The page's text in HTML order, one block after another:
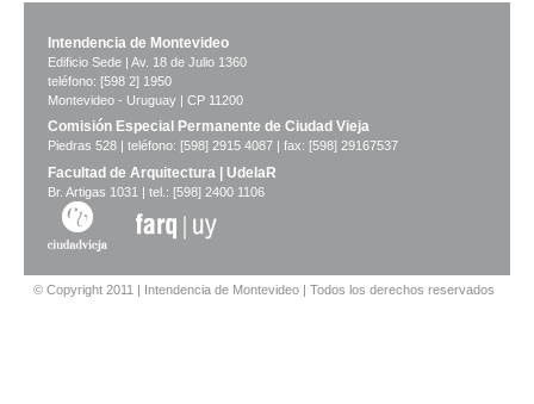
Intendencia de Montevideo
Edificio Sede | Av. 18 de Julio 1360
teléfono: [598 2] 1950
Montevideo - Uruguay | CP 11200
Comisión Especial Permanente de Ciudad Vieja
Piedras 528 | teléfono: [598] 2915 4087 | fax: [598] 29167537
Facultad de Arquitectura | UdelaR
Br. Artigas 1031 | tel.: [598] 2400 1106
© Copyright 2011 | Intendencia de Montevideo | Todos los derechos reservados